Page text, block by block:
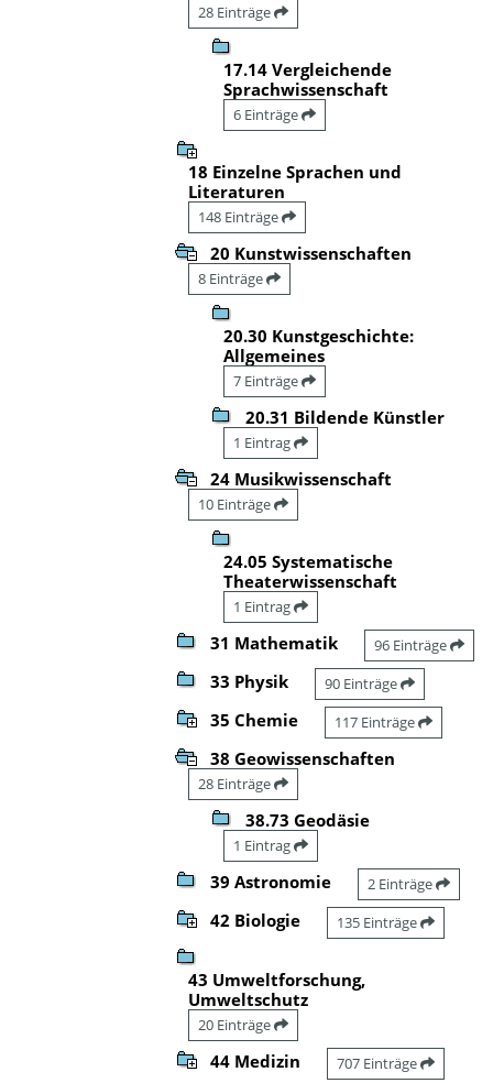
28 Einträge
17.14 Vergleichende
Sprachwissenschaft
6 Einträge
18 Einzelne Sprachen und
Literaturen
148 Einträge
20 Kunstwissenschaften
8 Einträge
20.30 Kunstgeschichte:
Allgemeines
7 Einträge
20.31 Bildende Künstler
1 Eintrag
24 Musikwissenschaft
10 Einträge
24.05 Systematische
Theaterwissenschaft
1 Eintrag
31 Mathematik 96 Einträge
33 Physik 90 Einträge
35 Chemie 117 Einträge
38 Geowissenschaften
28 Einträge
38.73 Geodäsie
1 Eintrag
39 Astronomie 2 Einträge
42 Biologie 135 Einträge
43 Umweltforschung,
Umweltschutz
20 Einträge
44 Medizin 707 Einträge